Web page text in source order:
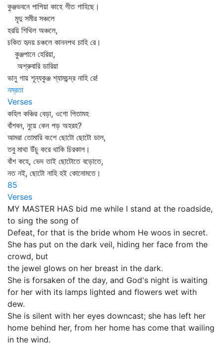
কুঞ্জভবনে পাপিয়া কাহে গীত গাহিছে।
মৃদু সমীর সঞ্চলে
হরয়ি শিথিল অঞ্চলে,
চকিত হৃদয় চঞ্চলে কাননপথ চাহি রে।
কুঞ্জপানে হেরিয়া,
অশ্রুবারি ডারিয়া
ভানু গায় শূন্যকুঞ্জ শ্যামচন্দ্র নাহি রে!
নম্রতা
Verses
কহিল কঞ্চির বেড়া, ওগো পিতামহ
বাঁশবন, নুয়ে কেন পড় অহরহ?
আমরা তোমারি বংশে ছোটো ছোটো ডাল,
তবু মাথা উঁচু করে থাকি চিরকাল।
বাঁশ কহে, ভেদ তাই ছোটোতে বড়োতে,
নত নই, ছোটো নাহি হই কোনোমতে।
85
Verses
MY MASTER HAS bid me while I stand at the roadside,
to sing the song of
Defeat, for that is the bride whom He woos in secret.
She has put on the dark veil, hiding her face from the
crowd, but
the jewel glows on her breast in the dark.
She is forsaken of the day, and God's night is waiting
for her with its lamps lighted and flowers wet with
dew.
She is silent with her eyes downcast; she has left her
home behind her, from her home has come that wailing
in the wind.